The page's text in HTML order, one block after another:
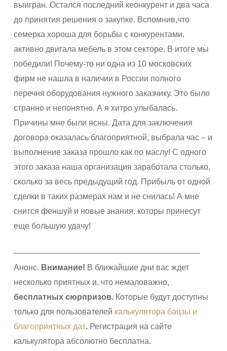
выигран. Остался последний кеонкурент и два часа
до принятия решения о закупке. Вспомнив,что
семерка хороша для борьбы с конкурентами,
активно двигала мебель в этом секторе. В итоге мы
победили! Почему-то ни одна из 10 московских
фирм не нашла в наличии в России полного
перечня оборудования нужного заказчику. Это было
странно и непонятно. А я хитро улыбалась.
Причины мне были ясны. Дата для заключения
договора оказалась благоприятной, выбрала час – и
выполнение заказа прошло как по маслу! С одного
этого заказа наша организация заработала столько,
сколько за весь предыдущий год. Прибыль от одной
сделки в таких размерах нам и не снилась! А мне
снится феншуй и новые знания, которы принесут
еще большую удачу!
———————————————————————
Анонс. Внимание! В ближайшие дни вас ждет
несколько приятных и, что немаловажно,
бесплатных сюрпризов. Которые будут доступны
только для пользователей калькулятора бацзы и
благоприятных дат. Регистрация на сайте
калькулятора абсолютно бесплатна.